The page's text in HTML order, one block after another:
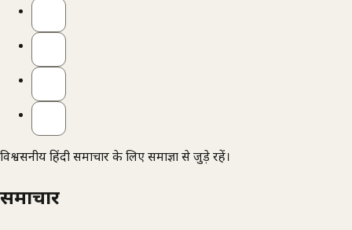
विश्वसनीय हिंदी समाचार के लिए समाज्ञा से जुड़े रहें।
समाचार